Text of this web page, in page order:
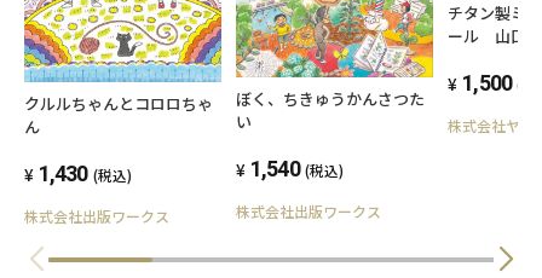
クルルちゃんとコロロちゃ
ん
1,430 (税込)
株式会社出版ワークス
ぼく、ちきゅうかんさつた
い
1,540 (税込)
株式会社出版ワークス
チタン製ミ
ール 山口県
1,500 (税
株式会社ヤス